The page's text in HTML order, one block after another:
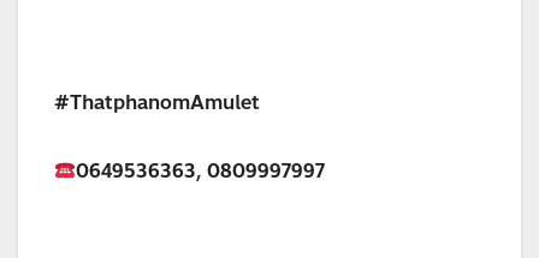
#ThatphanomAmulet
0649536363, 0809997997